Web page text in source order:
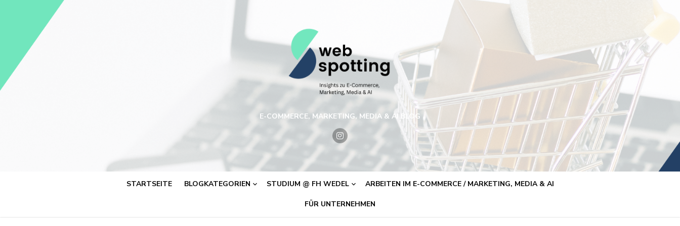
E-COMMERCE, MARKETING, MEDIA & AI BLOG
STARTSEITE BLOGKATEGORIEN STUDIUM @ FH WEDEL ARBEITEN IM E-COMMERCE / MARKETING, MEDIA & AI
FÜR UNTERNEHMEN